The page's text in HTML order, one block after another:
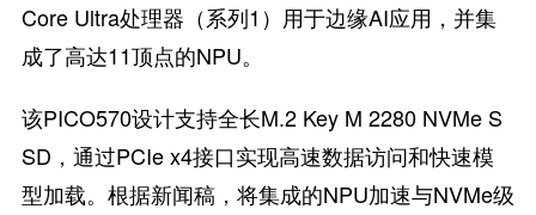
Core Ultra处理器（系列1）用于边缘AI应用，并集
成了高达11顶点的NPU。
该PICO570设计支持全长M.2 Key M 2280 NVMe S
SD，通过PCIe x4接口实现高速数据访问和快速模
型加载。根据新闻稿，将集成的NPU加速与NVMe级